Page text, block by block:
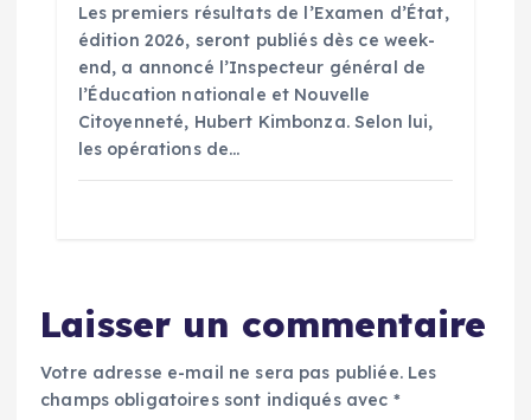
Les premiers résultats de l’Examen d’État,
édition 2026, seront publiés dès ce week-
end, a annoncé l’Inspecteur général de
l’Éducation nationale et Nouvelle
Citoyenneté, Hubert Kimbonza. Selon lui,
les opérations de…
Laisser un commentaire
Votre adresse e-mail ne sera pas publiée. Les
champs obligatoires sont indiqués avec *